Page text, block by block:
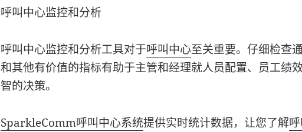
呼叫中心监控和分析
呼叫中心监控和分析工具对于呼叫中心至关重要。仔细检查
和其他有价值的指标有助于主管和经理就人员配置、员工绩
智的决策。
SparkleComm呼叫中心系统提供实时统计数据，让您了解